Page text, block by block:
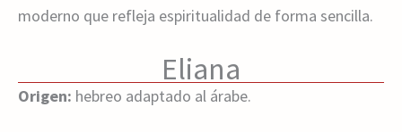
moderno que refleja espiritualidad de forma sencilla.
Eliana
Origen: hebreo adaptado al árabe.